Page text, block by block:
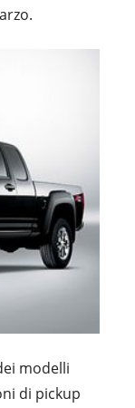
modelli
di pickup